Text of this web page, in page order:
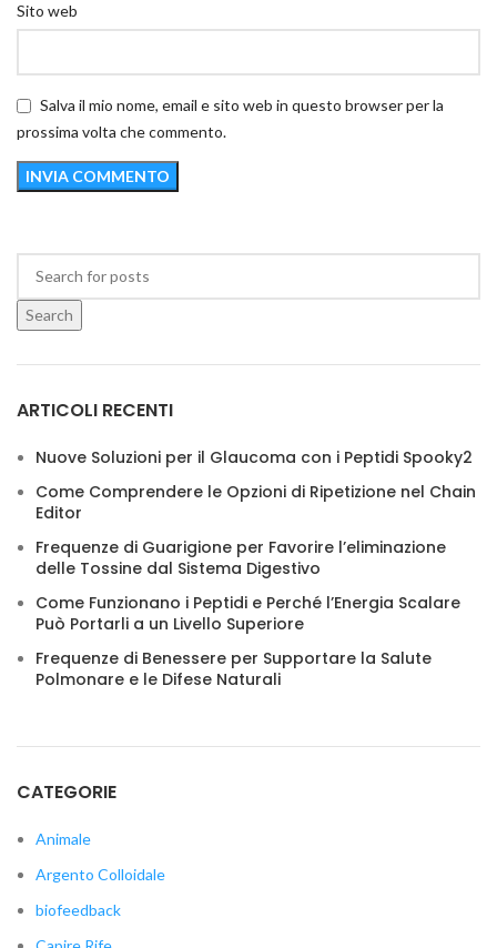
Sito web
Salva il mio nome, email e sito web in questo browser per la
prossima volta che commento.
Search
ARTICOLI RECENTI
Nuove Soluzioni per il Glaucoma con i Peptidi Spooky2
Come Comprendere le Opzioni di Ripetizione nel Chain
Editor
Frequenze di Guarigione per Favorire l’eliminazione
delle Tossine dal Sistema Digestivo
Come Funzionano i Peptidi e Perché l’Energia Scalare
Può Portarli a un Livello Superiore
Frequenze di Benessere per Supportare la Salute
Polmonare e le Difese Naturali
CATEGORIE
Animale
Argento Colloidale
biofeedback